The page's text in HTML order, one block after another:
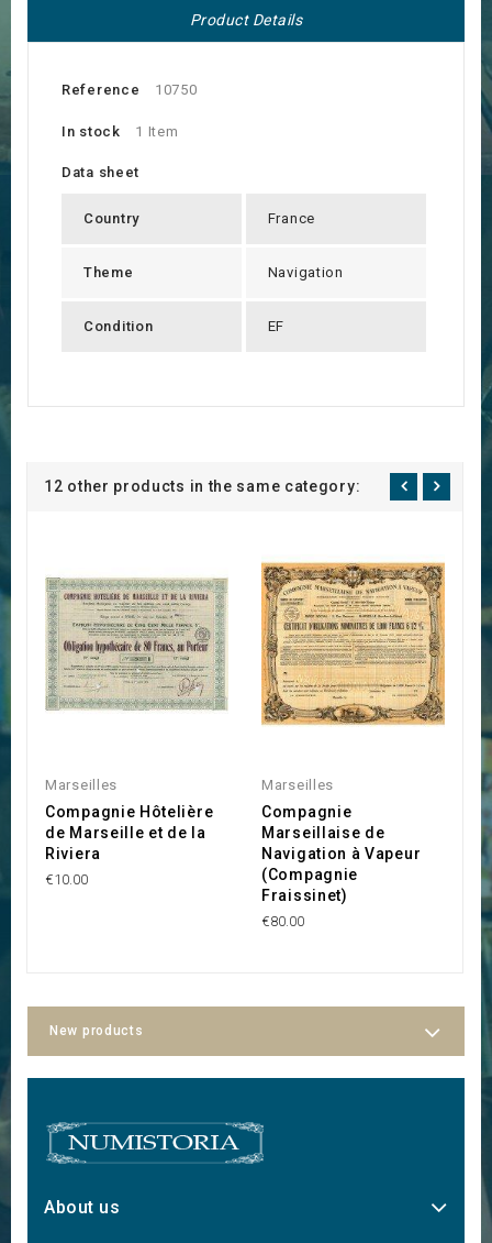
Product Details
Reference 10750
In stock 1 Item
Data sheet
Country France
Theme Navigation
Condition EF
12 other products in the same category:
Marseilles
Compagnie Hôtelière
de Marseille et de la
Riviera
€10.00
Marseilles
Compagnie
Marseillaise de
Navigation à Vapeur
(Compagnie
Fraissinet)
€80.00
New products
About us